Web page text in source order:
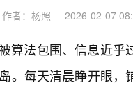
作者：杨照 2026-02-07
算法包围、信息近乎
。每天清晨睁开眼